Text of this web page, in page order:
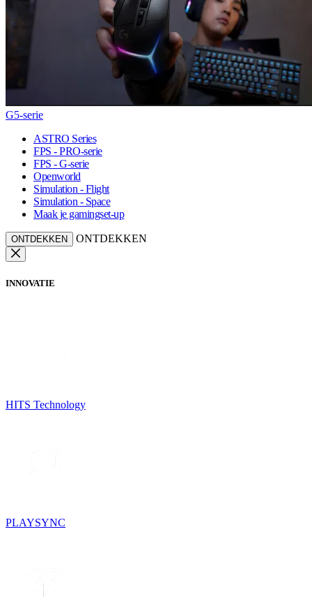
G5-serie
ASTRO Series
FPS - PRO-serie
FPS - G-serie
Openworld
Simulation - Flight
Simulation - Space
Maak je gamingset-up
ONTDEKKEN ONTDEKKEN
INNOVATIE
HITS Technology
PLAYSYNC